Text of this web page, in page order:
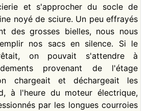
et s'approcher du socle de
noyé de sciure. Un peu effrayés
des grosses bielles, nous nous
nos sacs en silence. Si le
on pouvait s'attendre à
provenant de l'étage
chargeait et déchargeait les
à l'heure du moteur électrique,
par les longues courroies